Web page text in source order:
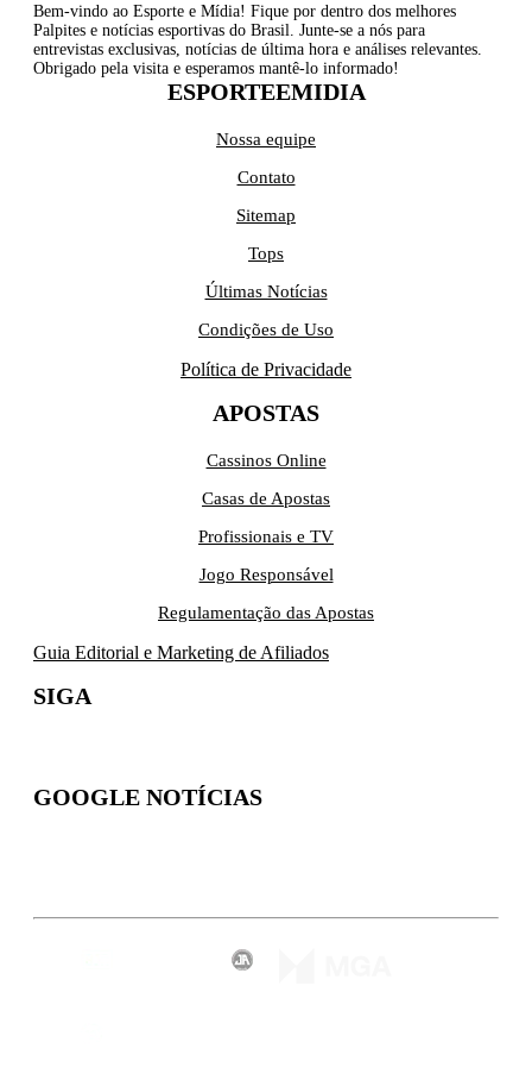
Bem-vindo ao Esporte e Mídia! Fique por dentro dos melhores
Palpites e notícias esportivas do Brasil. Junte-se a nós para
entrevistas exclusivas, notícias de última hora e análises relevantes.
Obrigado pela visita e esperamos mantê-lo informado!
ESPORTEEMIDIA
Nossa equipe
Contato
Sitemap
Tops
Últimas Notícias
Condições de Uso
Política de Privacidade
APOSTAS
Cassinos Online
Casas de Apostas
Profissionais e TV
Jogo Responsável
Regulamentação das Apostas
Guia Editorial e Marketing de Afiliados
SIGA
GOOGLE NOTÍCIAS